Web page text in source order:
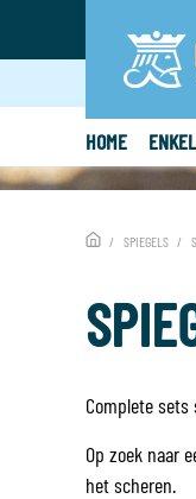
HOME
SPIEGELS
Complete
Op zoek naar
het scheren.